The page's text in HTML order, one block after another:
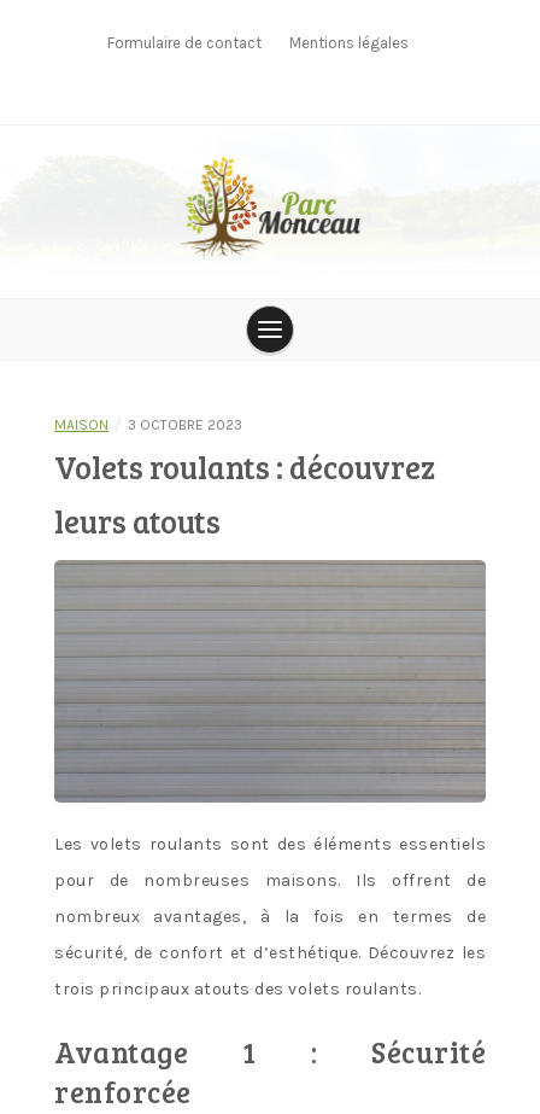
Formulaire de contact Mentions légales
MAISON / 3 OCTOBRE 2023
Volets roulants : découvrez
leurs atouts
Les volets roulants sont des éléments essentiels
pour de nombreuses maisons. Ils offrent de
nombreux avantages, à la fois en termes de
sécurité, de confort et d’esthétique. Découvrez les
trois principaux atouts des volets roulants.
Avantage 1 : Sécurité
renforcée